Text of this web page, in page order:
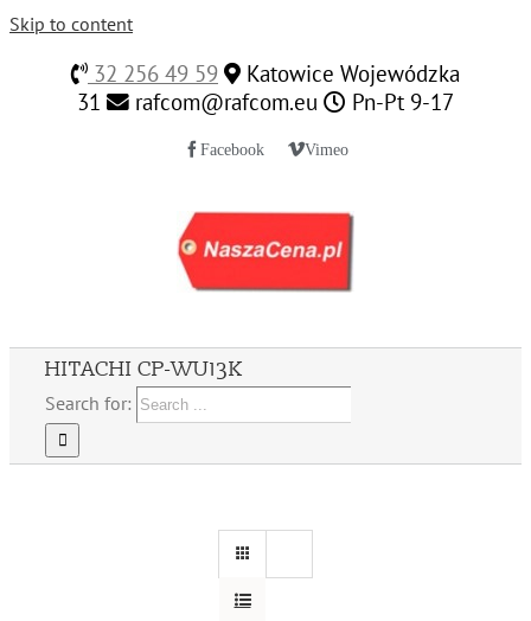
Skip to content
32 256 49 59
Katowice Wojewódzka
31
rafcom@rafcom.eu Pn-Pt 9-17
Facebook Vimeo
HITACHI CP-WU13K
Search for: